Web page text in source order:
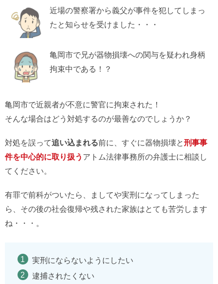
近場の警察署から義父が事件を犯してしまっ
たと知らせを受けました・・・
亀岡市で兄が器物損壊への関与を疑われ身柄
拘束中である！？
亀岡市で近親者が不意に警官に拘束された！
そんな場合はどう対処するのが最善なのでしょうか？
対処を誤って追い込まれる前に、すぐに器物損壊と刑事事
件を中心的に取り扱う アトム法律事務所の弁護士に相談し
てください。
有罪で前科がついたら、ましてや実刑になってしまった
ら、その後の社会復帰や残された家族はとても苦労します
ね・・・。
実刑にならないようにしたい
逮捕されたくない